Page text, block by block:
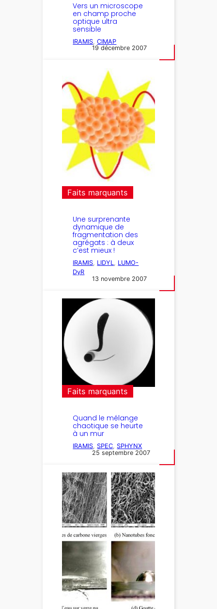
Vers un microscope
en champ proche
optique ultra
sensible
IRAMIS , CIMAP
19 décembre 2007
Faits marquants
Une surprenante
dynamique de
fragmentation des
agrégats : à deux
c’est mieux !
IRAMIS LIDYL
LUMO-
DyR
13 novembre 2007
Faits marquants
Quand le mélange
chaotique se heurte
à un mur
IRAMIS, SPEC, SPHYNX
25 septembre 2007